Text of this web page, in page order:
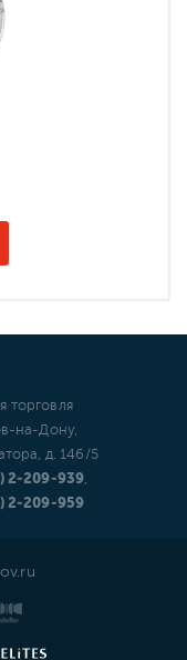
торговля
на-Дону,
д. 146/5
2-209-939,
2-209-959